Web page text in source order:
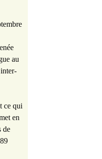
au
ce qui
en
de